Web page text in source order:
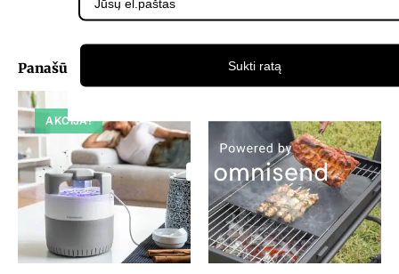
Panašūs Produktai
AKCIJA!
Sukti ratą